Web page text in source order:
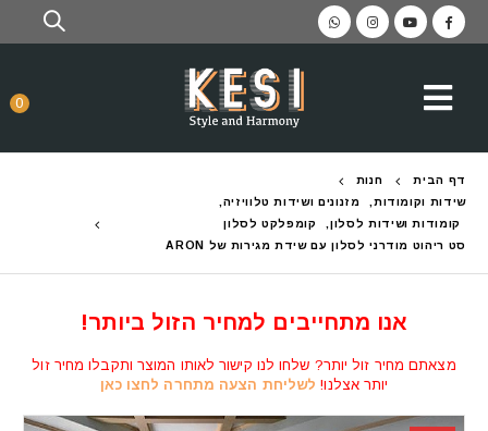
0
דף הבית
חנות
שידות וקומודות
מזנונים ושידות טלוויזיה
קומודות ושידות לסלון
קומפלקט לסלון
סט ריהוט מודרני לסלון עם שידת מגירות של ARON
אנו מתחייבים למחיר הזול ביותר!
מצאתם מחיר זול יותר? שלחו לנו קישור לאותו המוצר ותקבלו מחיר זול
יותר אצלנו! לשליחת הצעה מתחרה לחצו כאן